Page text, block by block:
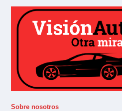
Sobre nosotros